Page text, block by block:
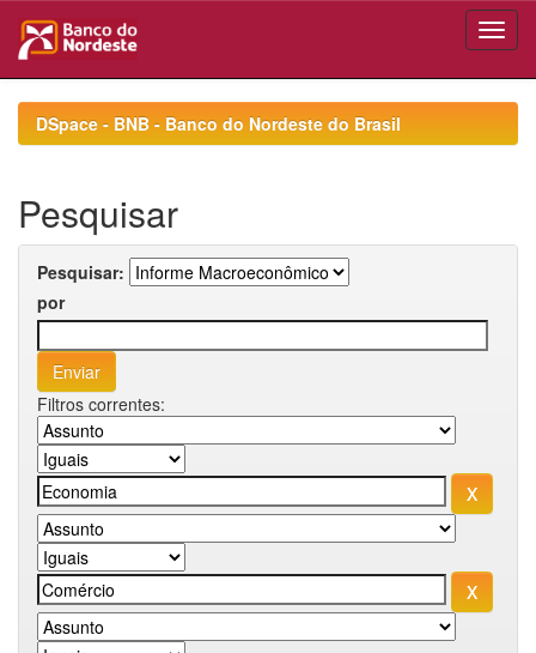
navigationDSpace - BNB - Banco do Nordeste do Brasil
Pesquisar
Pesquisar:
por
Filtros correntes: